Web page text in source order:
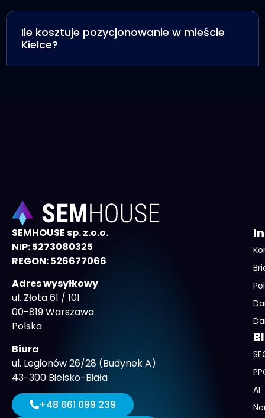
Ile kosztuje pozycjonowanie w mieście
Kielce?
SEMHOUSE sp. z.o.o.
NIP: 5273080325
REGON: 526677066
Adres wysyłkowy
ul. Złota 61 / 101
00-819 Warszawa
Polska
Biura
ul. Legionów 26/28 (Budynek A)
43-300 Bielsko-Biała
+48 661 099 239
AI